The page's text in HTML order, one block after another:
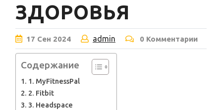
ЗДОРОВЬЯ
17 Сен 2024 admin 0 Комментарии
Содержание
1. MyFitnessPal
2. Fitbit
3. Headspace